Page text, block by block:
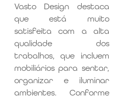
Vasto Design destaca
que está muito
satisfeita com a alta
qualidade dos
trabalhos, que incluem
mobiliários para sentar,
organizar e iluminar
ambientes. Conforme